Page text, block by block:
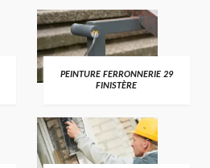
PEINTURE FERRONNERIE 29
FINISTÈRE